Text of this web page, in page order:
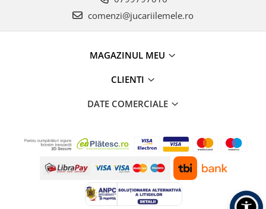
comenzi@jucariilemele.ro
MAGAZINUL MEU
CLIENTI
DATE COMERCIALE